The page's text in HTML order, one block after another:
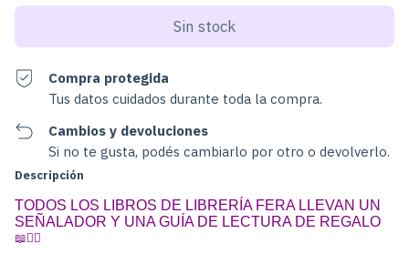
Compra protegida
Tus datos cuidados durante toda la compra.
Cambios y devoluciones
Si no te gusta, podés cambiarlo por otro o devolverlo.
Descripción
TODOS LOS LIBROS DE LIBRERÍA FERA LLEVAN UN
📖✍🏼